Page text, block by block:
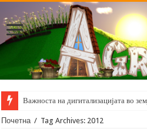
Важноста на дигитализацијата во
Почетна / Tag Archives: 2012